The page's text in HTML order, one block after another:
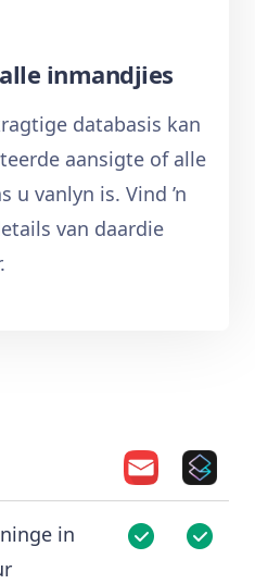
inmandjies
databasis kan
aansigte of alle
u vanlyn is. Vind ’n
van daardie
in